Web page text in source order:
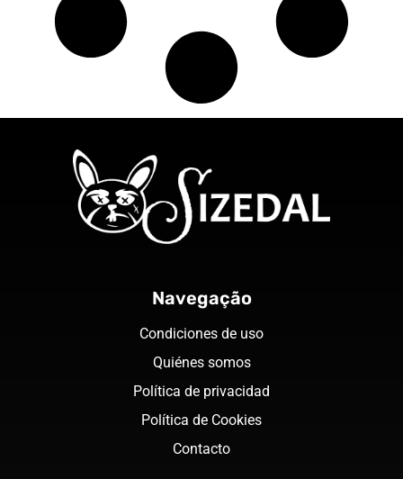
Navegação
Condiciones de uso
Quiénes somos
Política de privacidad
Política de Cookies
Contacto